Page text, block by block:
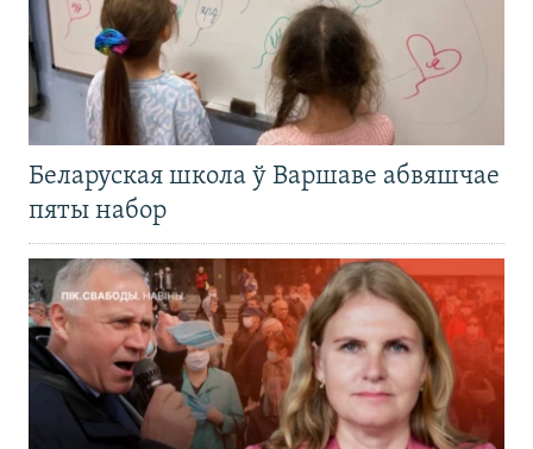
Беларуская школа ў Варшаве абвяшчае
пяты набор